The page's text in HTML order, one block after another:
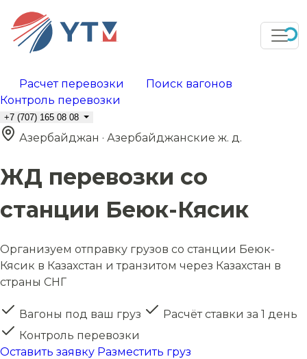
Расчет перевозки
Поиск вагонов
Контроль перевозки
+7 (707) 165 08 08
Азербайджан · Азербайджанские ж. д.
ЖД перевозки со
станции Беюк-Кясик
Организуем отправку грузов со станции Беюк-
Кясик в Казахстан и транзитом через Казахстан в
страны СНГ
Вагоны под ваш груз
Расчёт ставки за 1 день
Контроль перевозки
Оставить заявку Разместить груз